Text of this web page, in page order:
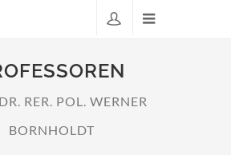
RER. POL. WERNER
BORNHOLDT